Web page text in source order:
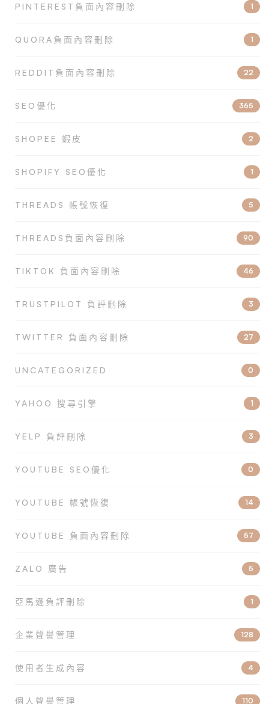
PINTEREST負面內容刪除 1
QUORA負面內容刪除 1
REDDIT負面內容刪除 22
SEO優化 365
SHOPEE 蝦皮 2
SHOPIFY SEO優化 1
THREADS 帳號恢復 5
THREADS負面內容刪除 90
TIKTOK 負面內容刪除 46
TRUSTPILOT 負評刪除 3
TWITTER 負面內容刪除 27
UNCATEGORIZED 0
YAHOO 搜尋引擎 1
YELP 負評刪除 3
YOUTUBE SEO優化 0
YOUTUBE 帳號恢復 14
YOUTUBE 負面內容刪除 57
ZALO 廣告 5
亞馬遜負評刪除 1
企業聲譽管理 128
使用者生成內容 4
個人聲譽管理 110